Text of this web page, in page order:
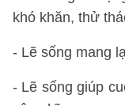
khó khăn, thử
- Lẽ sống mang
- Lẽ sống giúp